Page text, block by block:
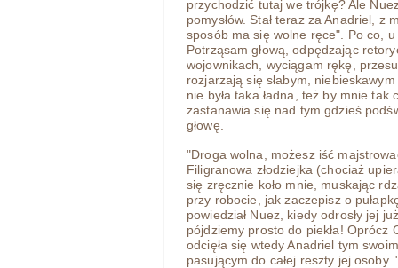
przychodzić tutaj we trójkę? Ale
pomysłów. Stał teraz za Anadriel,
sposób ma się wolne ręce". Po co,
Potrząsam głową, odpędzając
wojownikach, wyciągam rękę,
rozjarzają się słabym,
nie była taka ładna, też by mnie
zastanawia się nad tym gdzieś
głowę.
"Droga wolna, możesz iść
Filigranowa złodziejka (chociaż
się zręcznie koło mnie, muskając
przy robocie, jak zaczepisz o
powiedział Nuez, kiedy odrosły jej
pójdziemy prosto do piekła!
odcięła się wtedy Anadriel tym
pasującym do całej reszty jej osoby.